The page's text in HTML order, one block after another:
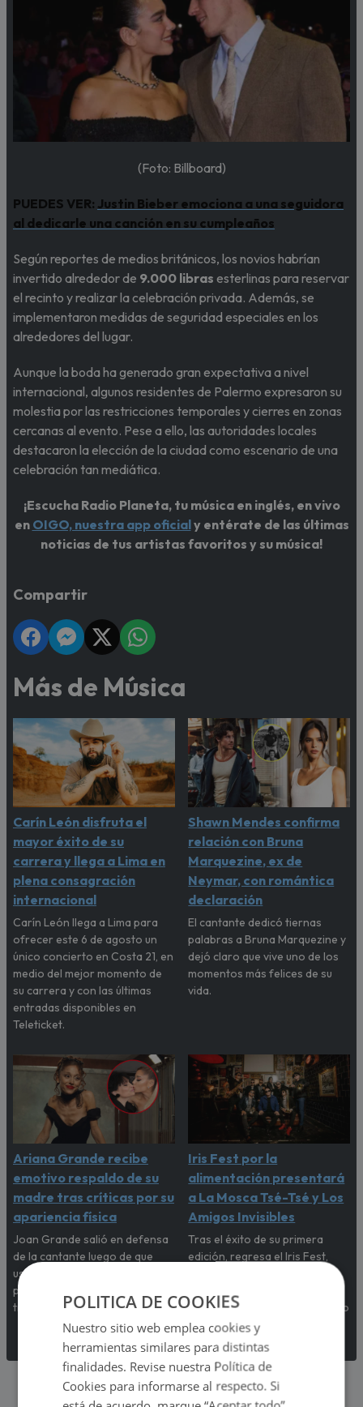
(Foto: Billboard)
PUEDES VER: Justin Bieber emociona a una seguidora
al dedicarle una canción en su cumpleaños
Según reportes de medios británicos, los novios habrían
invertido alrededor de 9.000 libras esterlinas para reservar
el recinto y realizar la celebración privada. Además, se
implementaron medidas de seguridad especiales en los
alrededores del lugar.
Aunque la boda ha generado gran expectativa a nivel
internacional, algunos residentes de Palermo expresaron su
molestia por las restricciones temporales y cierres en zonas
cercanas al evento. Pese a ello, las autoridades locales
destacaron la elección de la ciudad como escenario de una
celebración tan mediática.
¡Escucha Radio Planeta, tu música en inglés, en vivo
en OIGO, nuestra app oficialy entérate de las últimas
noticias de tus artistas favoritos y su música!
Compartir
Más de Música
Carín León disfruta el
mayor éxito de su
carrera y llega a Lima en
plena consagración
internacional
Carín León llega a Lima para
ofrecer este 6 de agosto un
único concierto en Costa 21, en
medio del mejor momento de
su carrera y con las últimas
entradas disponibles en
Teleticket.
Shawn Mendes confirma
relación con Bruna
Marquezine, ex de
Neymar, con romántica
declaración
El cantante dedicó tiernas
palabras a Bruna Marquezine y
dejó claro que vive uno de los
momentos más felices de su
vida.
Ariana Grande recibe
emotivo respaldo de su
madre tras críticas por su
apariencia física
Joan Grande salió en defensa
de la cantante luego de que
usuarios expresaran
preocupación por su imagen
tras el estreno de 'Petal'.
Iris Fest por la
alimentación presentará
a La Mosca Tsé-Tsé y Los
Amigos Invisibles
Tras el éxito de su primera
edición, regresa el Iris Fest,
Perú, con el respaldo del Banco
de Alimentos.
POLITICA DE COOKIES
Nuestro sitio web emplea cookies y
herramientas similares para distintas
finalidades. Revise nuestra Política de
Cookies para informarse al respecto. Si